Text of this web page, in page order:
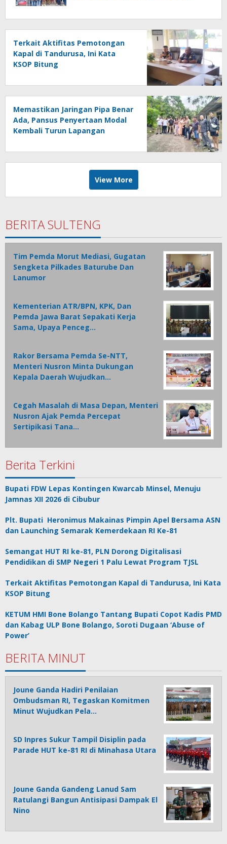
Terkait Aktifitas Pemotongan
Kapal di Tandurusa, Ini Kata
KSOP Bitung
Memastikan Jaringan Pipa Benar
Ada, Pansus Penyertaan Modal
Kembali Turun Lapangan
View More
BERITA SULTENG
Tim Pemda Morut Mediasi, Gugatan
Sengketa Pilkades Baturube Dan
Lanumor
Kementerian ATR/BPN, KPK, Dan
Pemda Jawa Barat Sepakati Kerja
Sama, Upaya Penceg…
Rakor Bersama Pemda Se-NTT,
Menteri Nusron Minta Dukungan
Kepala Daerah Wujudkan…
Cegah Masalah di Masa Depan, Menteri
Nusron Ajak Pemda Percepat
Sertipikasi Tana…
Berita Terkini
Bupati FDW Lepas Kontingen Kwarcab Minsel, Menuju
Jamnas XII 2026 di Cibubur
Plt. Bupati Heronimus Makainas Pimpin Apel Bersama ASN
dan Launching Semarak Kemerdekaan RI Ke-81
Semangat HUT RI ke-81, PLN Dorong Digitalisasi
Pendidikan di SMP Negeri 1 Palu Lewat Program TJSL
Terkait Aktifitas Pemotongan Kapal di Tandurusa, Ini Kata
KSOP Bitung
KETUM HMI Bone Bolango Tantang Bupati Copot Kadis PMD
dan Kabag ULP Bone Bolango, Soroti Dugaan ‘Abuse of
Power’
BERITA MINUT
Joune Ganda Hadiri Penilaian
Ombudsman RI, Tegaskan Komitmen
Minut Wujudkan Pela…
SD Inpres Sukur Tampil Disiplin pada
Parade HUT ke-81 RI di Minahasa Utara
Joune Ganda Gandeng Lanud Sam
Ratulangi Bangun Antisipasi Dampak El
Nino